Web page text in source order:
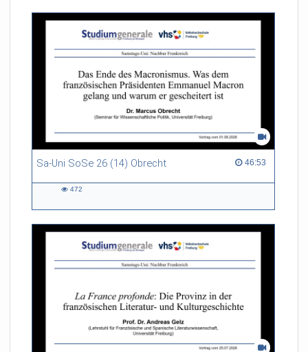
Sa-Uni SoSe 26 (14) Obrecht 46:53
46:53 duration
472